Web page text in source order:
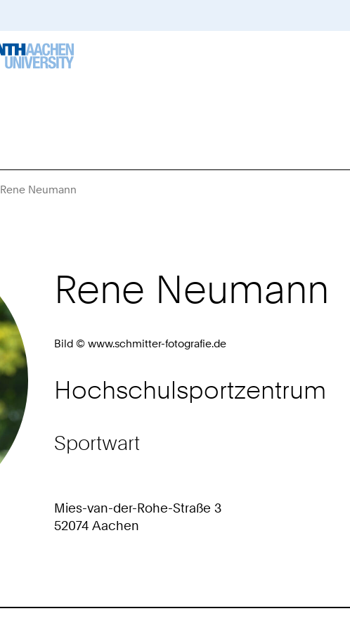
Rene Neumann
Rene Neumann
Bild © www.schmitter-fotografie.de
Hochschulsportzentrum
Sportwart
Mies-van-der-Rohe-Straße 3
52074 Aachen